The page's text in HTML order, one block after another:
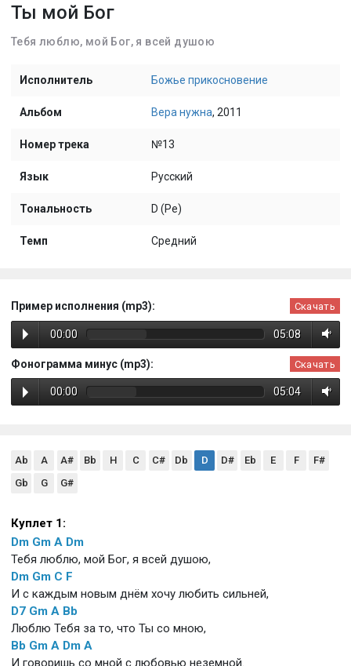
Ты мой Бог
Тебя люблю, мой Бог, я всей душою
Исполнитель Божье прикосновение
Альбом Вера нужна, 2011
Номер трека №13
Язык Русский
Тональность D (Ре)
Темп Средний
Пример исполнения (mp3): Скачать
00:00 05:08
Фонограмма минус (mp3): Скачать
00:00 05:04
Ab A A# Bb H C C# Db D D# Eb E F
F#
Gb
G G#
Куплет 1:
Dm Gm A Dm
Тебя люблю, мой Бог, я всей душою,
Dm Gm C F
И с каждым новым днём хочу любить сильней,
D7 Gm A Bb
Люблю Тебя за то, что Ты со мною,
Bb Gm A Dm A
И говоришь со мной с любовью неземной.